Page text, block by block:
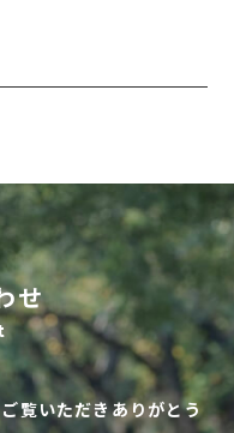
せ
覧いただきありがとう